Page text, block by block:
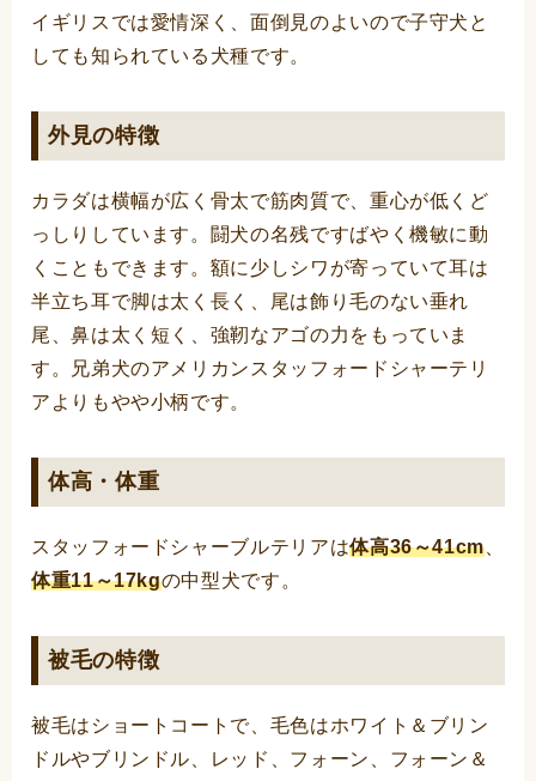
イギリスでは愛情深く、面倒見のよいので子守犬と
しても知られている犬種です。
外見の特徴
カラダは横幅が広く骨太で筋肉質で、重心が低くど
っしりしています。闘犬の名残ですばやく機敏に動
くこともできます。額に少しシワが寄っていて耳は
半立ち耳で脚は太く長く、尾は飾り毛のない垂れ
尾、鼻は太く短く、強靭なアゴの力をもっていま
す。兄弟犬のアメリカンスタッフォードシャーテリ
アよりもやや小柄です。
体高・体重
スタッフォードシャーブルテリアは体高36～41cm
体重11～17kgの中型犬です。
被毛の特徴
被毛はショートコートで、毛色はホワイト＆ブリン
ドルやブリンドル、レッド、フォーン、フォーン＆